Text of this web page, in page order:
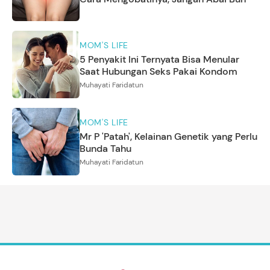
MOM'S LIFE
5 Penyakit Ini Ternyata Bisa Menular
Saat Hubungan Seks Pakai Kondom
Muhayati Faridatun
MOM'S LIFE
Mr P 'Patah', Kelainan Genetik yang Perlu
Bunda Tahu
Muhayati Faridatun